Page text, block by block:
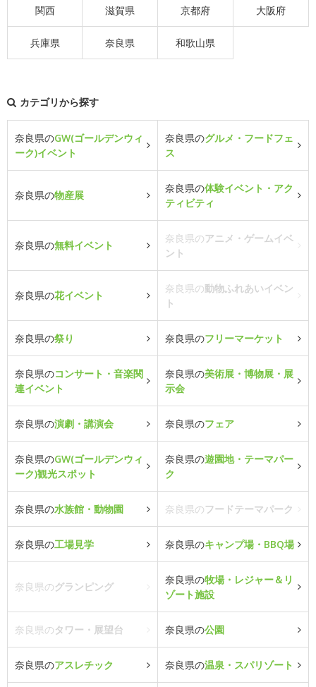
関西 滋賀県 京都府 大阪府
兵庫県 奈良県 和歌山県
カテゴリから探す
奈良県のGW(ゴールデンウィ
ーク)イベント
奈良県のグルメ・フードフェ
ス
奈良県の物産展
奈良県の体験イベント・アク
ティビティ
奈良県の無料イベント
奈良県のアニメ・ゲームイベ
ント
奈良県の花イベント
奈良県の動物ふれあいイベン
ト
奈良県の祭り 奈良県のフリーマーケット
奈良県のコンサート・音楽関
連イベント
奈良県の美術展・博物展・展
示会
奈良県の演劇・講演会 奈良県のフェア
奈良県のGW(ゴールデンウィ
ーク)観光スポット
奈良県の遊園地・テーマパー
ク
奈良県の水族館・動物園 奈良県のフードテーマパーク
奈良県の工場見学 奈良県のキャンプ場・BBQ場
奈良県のグランピング
奈良県の牧場・レジャー＆リ
ゾート施設
奈良県のタワー・展望台 奈良県の公園
奈良県のアスレチック 奈良県の温泉・スパリゾート